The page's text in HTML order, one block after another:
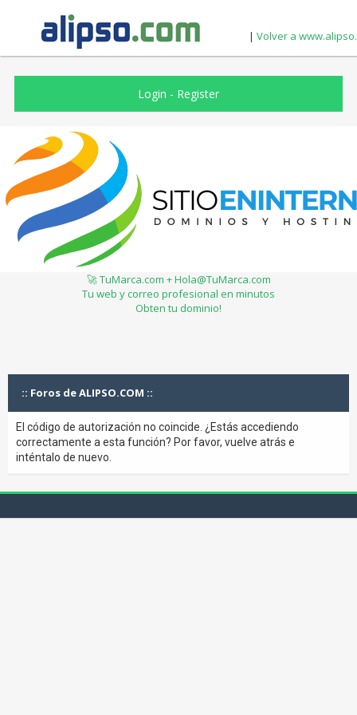
| Volver a
Login - Register
🚀 TuMarca.com + Hola@TuMarca.com
Tu web y correo profesional en minutos
Obten tu dominio!
:: Foros de ALIPSO.COM ::
El código de autorización no coincide. ¿Estás accediendo
correctamente a esta función? Por favor, vuelve atrás e
inténtalo de nuevo.